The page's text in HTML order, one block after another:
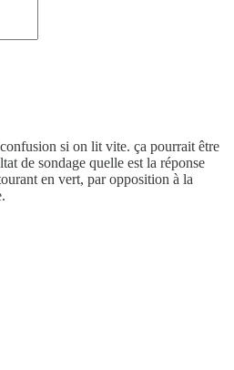
si on lit vite. ça pourrait être
de sondage quelle est la réponse
en vert, par opposition à la